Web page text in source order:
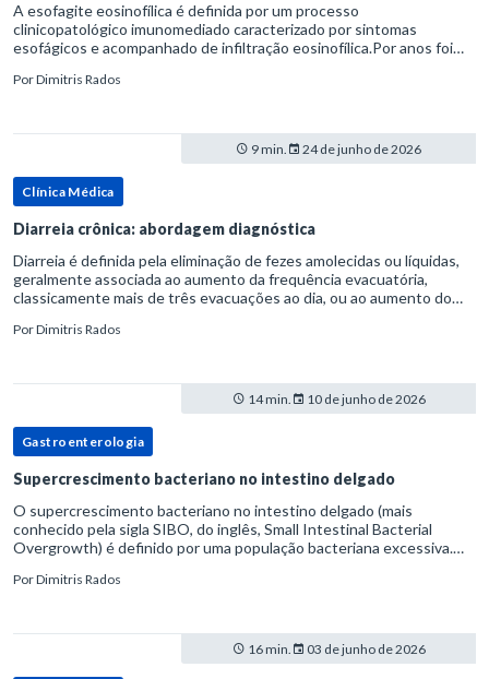
A esofagite eosinofílica é definida por um processo
clinicopatológico imunomediado caracterizado por sintomas
esofágicos e acompanhado de infiltração eosinofílica.Por anos foi
refluxo gastr
PorDimitris Rados
9 min. 24 de junho de 2026
Clínica Médica
Diarreia crônica: abordagem diagnóstica
Diarreia é definida pela eliminação de fezes amolecidas ou líquidas,
geralmente associada ao aumento da frequência evacuatória,
classicamente mais de três evacuações ao dia, ou ao aumento do
PorDimitris Rados
14 min. 10 de junho de 2026
Gastroenterologia
Supercrescimento bacteriano no intestino delgado
O supercrescimento bacteriano no intestino delgado (mais
conhecido pela sigla SIBO, do inglês, Small Intestinal Bacterial
Overgrowth) é definido por uma população bacteriana excessiva.
PorDimitris Rados
16 min. 03 de junho de 2026